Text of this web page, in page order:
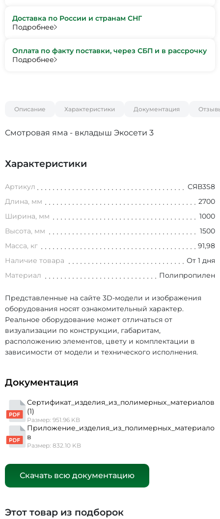
Доставка по России и странам СНГ
Подробнее
Оплата по факту поставки, через СБП и в рассрочку
Подробнее
Описание Характеристики Документация
Смотровая яма - вкладыш Экосети 3
Характеристики
Артикул
СЯВ3S8
Длина, мм
2700
Ширина, мм
1000
Высота, мм
1500
Масса, кг
91,98
Наличие товара
От 1 дня
Материал
Полипропилен
Представленные на сайте 3D-модели и изображения
оборудования носят ознакомительный характер.
Реальное оборудование может отличаться от
визуализации по конструкции, габаритам,
расположению элементов, цвету и комплектации в
зависимости от модели и технического исполнения.
Документация
Сертификат_изделия_из_полимерных_материалов
(1)
Размер: 951.96 KB
Приложение_изделия_из_полимерных_материало
в
Размер: 832.10 KB
Скачать всю документацию
Этот товар из подборок